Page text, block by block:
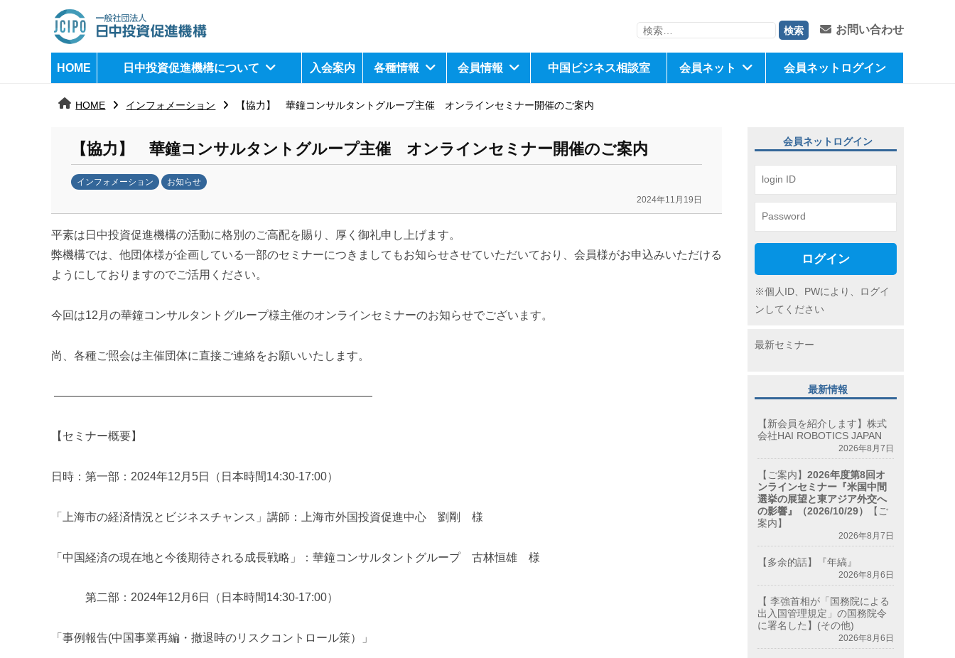
日
中
進
機
構
j
検
お問い合わせ
HOME 日中投資促進機構について 入会案内 各種情報 会員情報 中国ビジネス相談室 会員ネット 会員ネットログイン
HOME インフォメーション 【協力】 華鐘コンサルタントグループ主催 オンラインセミナー開催のご案内
【協力】 華鐘コンサルタントグループ主催 オンラインセミナー開催のご案内
インフォメーション お知らせ
2024年11月19日
日
中
投
促
進
構
j
i
)
平素は日中投資促進機構の活動に格別のご高配を賜り、厚く御礼申し上げます。
弊機構では、他団体様が企画している一部のセミナーにつきましてもお知らせさせていただいており、会員様がお申込みいただける
ようにしておりますのでご活用ください。
今回は12月の華鐘コンサルタントグループ様主催のオンラインセミナーのお知らせでございます。
尚、各種ご照会は主催団体に直接ご連絡をお願いいたします。
————————————————————————————
【セミナー概要】
日時：第一部：2024年12月5日（日本時間14:30-17:00）
「上海市の経済情況とビジネスチャンス」講師：上海市外国投資促進中心 劉剛 様
「中国経済の現在地と今後期待される成長戦略」：華鐘コンサルタントグループ 古林恒雄 様
第二部：2024年12月6日（日本時間14:30-17:00）
「事例報告(中国事業再編・撤退時のリスクコントロール策）」
会員ネットログイン
ログイン
※個人ID、PWにより、ログイ
ンしてください
最新セミナー
最新情報
【新会員を紹介します】株式
会社HAI ROBOTICS JAPAN
2026年8月7日
【ご案内】2026年度第8回オ
ンラインセミナー『米国中間
選挙の展望と東アジア外交へ
の影響』（2026/10/29）
【ご
案内】
2026年8月7日
【多余的話】『年縞』
2026年8月6日
【 李強首相が「国務院による
出入国管理規定」の国務院令
に署名した】(その他)
2026年8月6日